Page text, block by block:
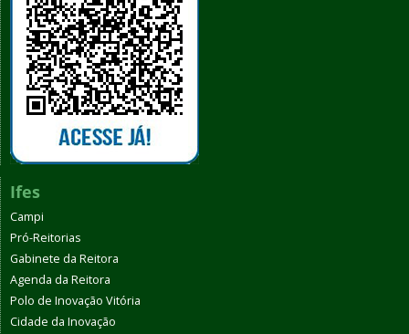
Ifes
Campi
Pró-Reitorias
Gabinete da Reitora
Agenda da Reitora
Polo de Inovação Vitória
Cidade da Inovação